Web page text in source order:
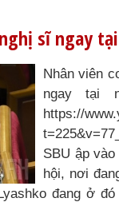
sĩ ngay
Nhân viên
ngay tại
https://
SBU ập
hội, nơi
đang ở